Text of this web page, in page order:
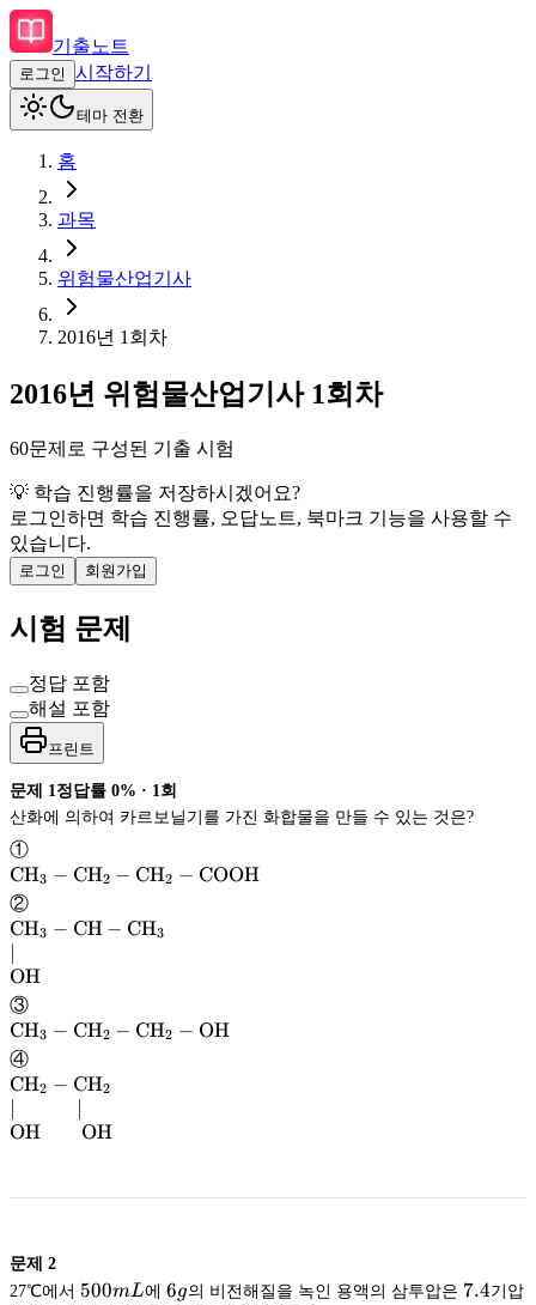
기출노트
로그인 시작하기
테마 전환
홈
과목
위험물산업기사
2016년 1회차
2016년 위험물산업기사 1회차
60문제로 구성된 기출 시험
💡 학습 진행률을 저장하시겠어요?
로그인하면 학습 진행률, 오답노트, 북마크 기능을 사용할 수
있습니다.
로그인 회원가입
시험 문제
정답 포함
해설 포함
프린트
문제 1 정답률 0% · 1 회
①
\mathrm{CH}
CH
_3-
\mathrm{CH}
CH
_2-
\mathrm{CH}
CH
_2-
\mathrm{COOH}
COOH
CH3 − CH2 − CH2 − COOH
②
\mathrm{CH_3}
C
-
\mathrm{CH}
CH
-
\mathrm{CH}
CH
_3\\|\\
\mathrm{OH}
OH
CH3 − CH − CH3
∣
OH
③
\mathrm{CH}
CH
_3-
\mathrm{CH}
CH
_2-
_2-
CH3 − CH2 − CH2 − OH
④
\mathrm{CH}
CH
_2-
_2\\|\quad\quad\quad|\\
\mathrm{OH}
OH
CH2 − CH2
∣
∣
OH
OH
문제 2
27℃에서 500mL
500mL에 6g
6g의 비전해질을 녹인 용액의 삼투압은 7.4
7.4기압